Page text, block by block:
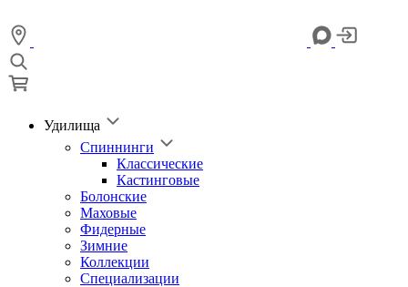
Удилища
Спиннинги
Классические
Кастинговые
Болонские
Маховые
Фидерные
Зимние
Коллекции
Специализации